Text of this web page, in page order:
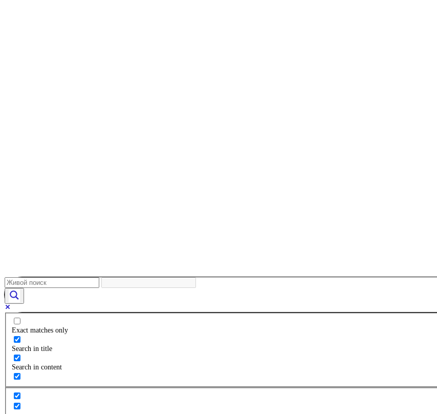
Exact matches only
Search in title
Search in content